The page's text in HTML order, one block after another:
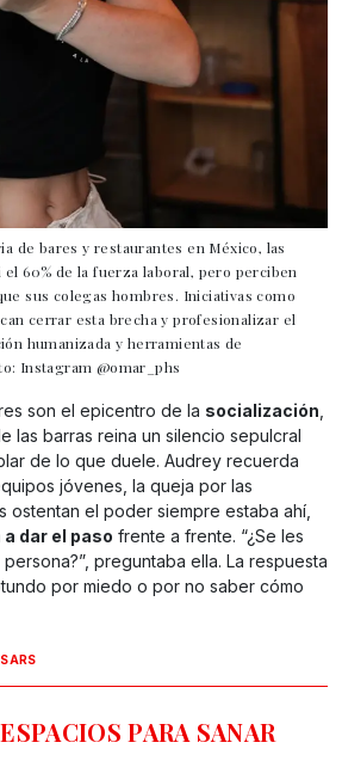
de bares y restaurantes en México, las
60% de la fuerza laboral, pero perciben
sus colegas hombres. Iniciativas como
cerrar esta brecha y profesionalizar el
humanizada y herramientas de
Instagram @omar_phs
son el epicentro de la socialización
las barras reina un silencio sepulcral
de lo que duele. Audrey recuerda
jóvenes, la queja por las
ostentan el poder siempre estaba ahí,
dar el paso frente a frente. “¿Se les
preguntaba ella. La respuesta
por miedo o por no saber cómo
ESPACIOS PARA SANAR